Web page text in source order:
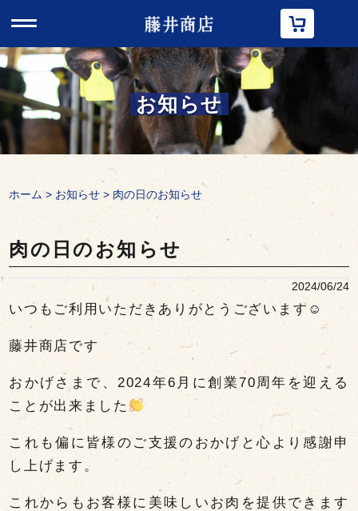
t
o
g
l
e
n
a
v
a
o
お知らせ
ホーム> お知らせ > 肉の日のお知らせ
肉の日のお知らせ
2024/06/24
いつもご利用いただきありがとうございます☺
藤井商店です
おかげさまで、2024年6月に創業70周年を迎える
ことが出来ました
これも偏に皆様のご支援のおかげと心より感謝申
し上げます。
これからもお客様に美味しいお肉を提供できます